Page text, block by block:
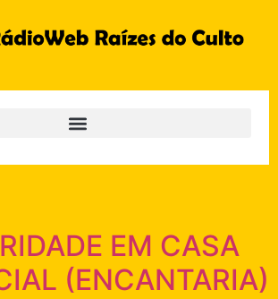
EM CASA
(ENCANTARIA)